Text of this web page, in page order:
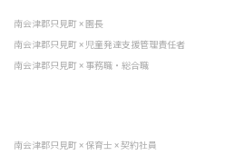
南会津郡只見町 × 園長
南会津郡只見町 × 児童発達支援管理責任者
南会津郡只見町 × 事務職・総合職
南会津郡只見町 × 保育士 × 契約社員